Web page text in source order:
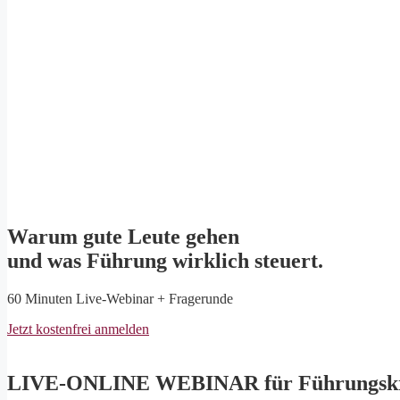
Warum gute Leute gehen
und was Führung wirklich steuert.
60 Minuten Live-Webinar + Fragerunde
Jetzt kostenfrei anmelden
LIVE-ONLINE WEBINAR für